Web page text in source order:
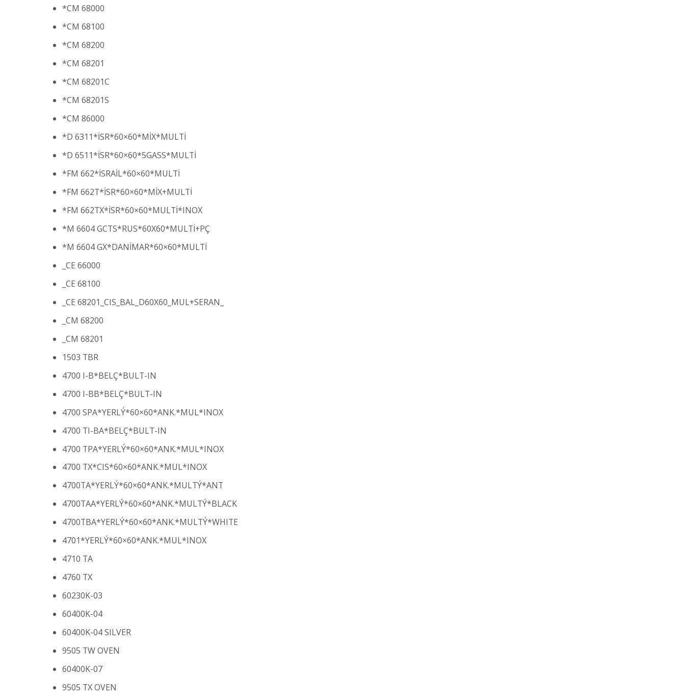
*CM 68000
*CM 68100
*CM 68200
*CM 68201
*CM 68201C
*CM 68201S
*CM 86000
*D 6311*İSR*60×60*MİX*MULTİ
*D 6511*İSR*60×60*5GASS*MULTİ
*FM 662*İSRAİL*60×60*MULTİ
*FM 662T*İSR*60×60*MİX+MULTİ
*FM 662TX*İSR*60×60*MULTİ*INOX
*M 6604 GCTS*RUS*60X60*MULTİ+PÇ
*M 6604 GX*DANİMAR*60×60*MULTİ
_CE 66000
_CE 68100
_CE 68201_CIS_BAL_D60X60_MUL+SERAN_
_CM 68200
_CM 68201
1503 TBR
4700 I-B*BELÇ*BULT-IN
4700 I-BB*BELÇ*BULT-IN
4700 SPA*YERLÝ*60×60*ANK.*MUL*INOX
4700 TI-BA*BELÇ*BULT-IN
4700 TPA*YERLÝ*60×60*ANK.*MUL*INOX
4700 TX*CIS*60×60*ANK.*MUL*INOX
4700TA*YERLÝ*60×60*ANK.*MULTÝ*ANT
4700TAA*YERLÝ*60×60*ANK.*MULTÝ*BLACK
4700TBA*YERLÝ*60×60*ANK.*MULTÝ*WHITE
4701*YERLÝ*60×60*ANK.*MUL*INOX
4710 TA
4760 TX
60230K-03
60400K-04
60400K-04 SILVER
9505 TW OVEN
60400K-07
9505 TX OVEN